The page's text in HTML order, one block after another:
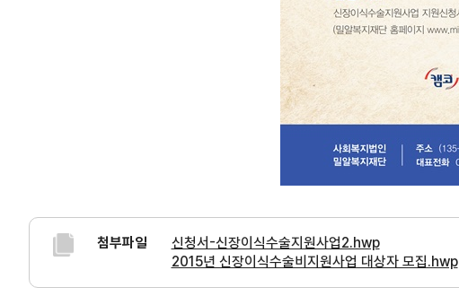
첨부파일
신청서-신장이식수술지원사업2.hwp
2015년 신장이식수술비지원사업 대상자 모집.hwp